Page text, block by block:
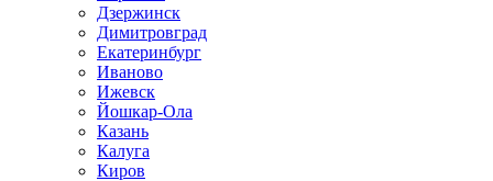
Дзержинск
Димитровград
Екатеринбург
Иваново
Ижевск
Йошкар-Ола
Казань
Калуга
Киров